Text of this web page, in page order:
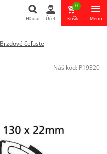
Hľadať Účet
0
Košík Menu
Brzdové čeľuste
Náš kód: P19320